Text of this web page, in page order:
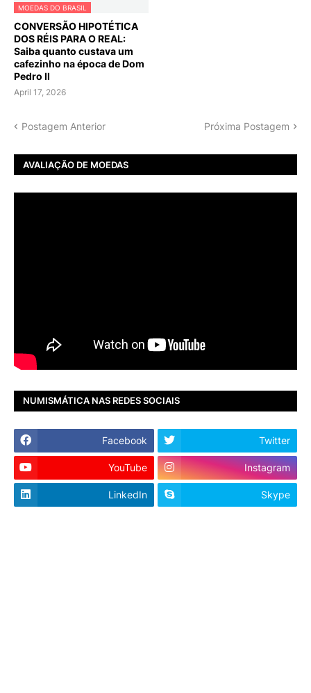
MOEDAS DO BRASIL
CONVERSÃO HIPOTÉTICA
DOS RÉIS PARA O REAL:
Saiba quanto custava um
cafezinho na época de Dom
Pedro II
April 17, 2026
Postagem Anterior Próxima Postagem
AVALIAÇÃO DE MOEDAS
NUMISMÁTICA NAS REDES SOCIAIS
Facebook Twitter
YouTube Instagram
LinkedIn Skype